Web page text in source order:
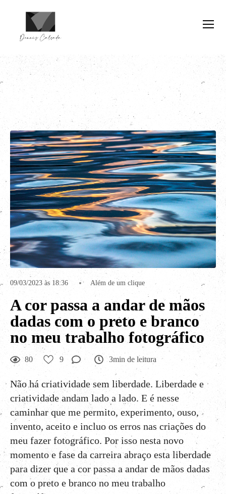
09/03/2023 às 18:36 Além de um clique
A cor passa a andar de mãos
dadas com o preto e branco
no meu trabalho fotográfico
80 9 3min de leitura
Não há criatividade sem liberdade. Liberdade e
criatividade andam lado a lado. E é nesse
caminhar que me permito, experimento, ouso,
invento, aceito e incluo os erros nas criações do
meu fazer fotográfico. Por isso nesta novo
momento e fase da carreira abraço esta liberdade
para dizer que a cor passa a andar de mãos dadas
com o preto e branco no meu trabalho